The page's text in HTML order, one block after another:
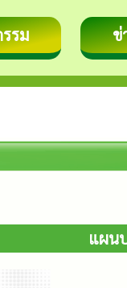
รม ข่
แผน